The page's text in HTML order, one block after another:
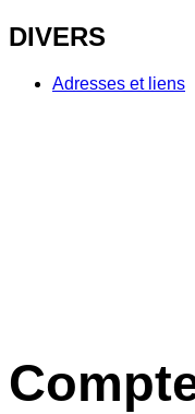
DIVERS
Adresses et liens